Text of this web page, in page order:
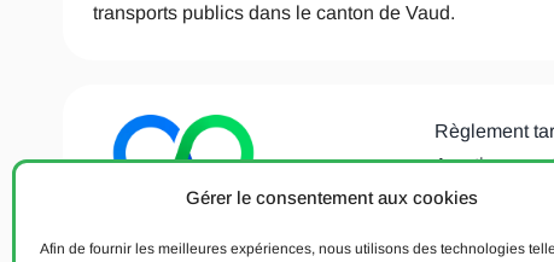
Gérer le consentement aux cookies
Afin de fournir les meilleures expériences, nous utilisons des technologies
transports publics dans le canton de Vaud.
Règlement
Déclaration